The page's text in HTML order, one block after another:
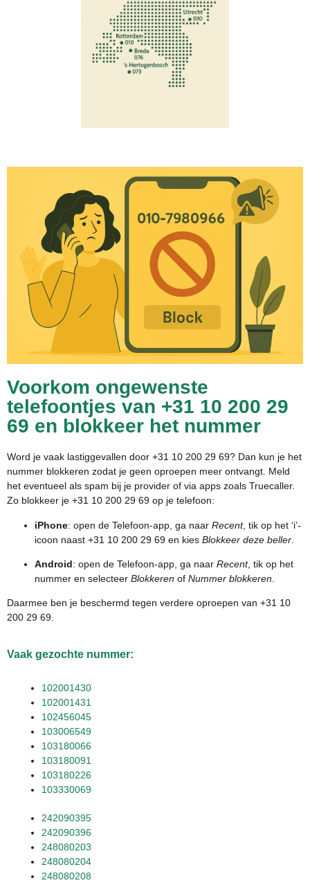
Voorkom ongewenste
telefoontjes van +31 10 200 29
69 en blokkeer het nummer
Word je vaak lastiggevallen door +31 10 200 29 69? Dan kun je het
nummer blokkeren zodat je geen oproepen meer ontvangt. Meld
het eventueel als spam bij je provider of via apps zoals Truecaller.
Zo blokkeer je +31 10 200 29 69 op je telefoon:
iPhone: open de Telefoon-app, ga naar Recent, tik op het ‘i’-
icoon naast +31 10 200 29 69 en kies Blokkeer deze beller
Android: open de Telefoon-app, ga naar Recent, tik op het
nummer en selecteer Blokkeren of Nummer blokkeren
Daarmee ben je beschermd tegen verdere oproepen van +31 10
200 29 69.
Vaak gezochte nummer:
102001430
102001431
102456045
103006549
103180066
103180091
103180226
103330069
242090395
242090396
248080203
248080204
248080208